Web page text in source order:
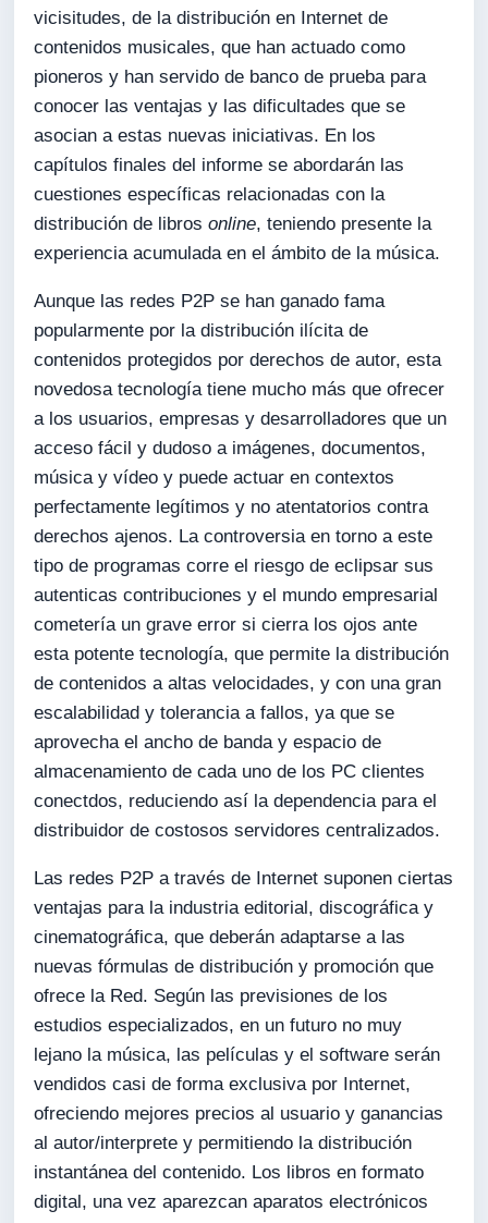
vicisitudes, de la distribución en Internet de
contenidos musicales, que han actuado como
pioneros y han servido de banco de prueba para
conocer las ventajas y las dificultades que se
asocian a estas nuevas iniciativas. En los
capítulos finales del informe se abordarán las
cuestiones específicas relacionadas con la
distribución de librosonline, teniendo presente la
experiencia acumulada en el ámbito de la música.
Aunque las redes P2P se han ganado fama
popularmente por la distribución ilícita de
contenidos protegidos por derechos de autor, esta
novedosa tecnología tiene mucho más que ofrecer
a los usuarios, empresas y desarrolladores que un
acceso fácil y dudoso a imágenes, documentos,
música y vídeo y puede actuar en contextos
perfectamente legítimos y no atentatorios contra
derechos ajenos. La controversia en torno a este
tipo de programas corre el riesgo de eclipsar sus
autenticas contribuciones y el mundo empresarial
cometería un grave error si cierra los ojos ante
esta potente tecnología, que permite la distribución
de contenidos a altas velocidades, y con una gran
escalabilidad y tolerancia a fallos, ya que se
aprovecha el ancho de banda y espacio de
almacenamiento de cada uno de los PC clientes
conectdos, reduciendo así la dependencia para el
distribuidor de costosos servidores centralizados.
Las redes P2P a través de Internet suponen ciertas
ventajas para la industria editorial, discográfica y
cinematográfica, que deberán adaptarse a las
nuevas fórmulas de distribución y promoción que
ofrece la Red. Según las previsiones de los
estudios especializados, en un futuro no muy
lejano la música, las películas y el software serán
vendidos casi de forma exclusiva por Internet,
ofreciendo mejores precios al usuario y ganancias
al autor/interprete y permitiendo la distribución
instantánea del contenido. Los libros en formato
digital, una vez aparezcan aparatos electrónicos